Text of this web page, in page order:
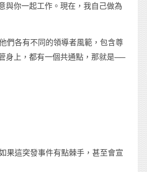
與你一起工作。現在，我自己做為
們各有不同的領導者風範，包含尊
身上，都有一個共通點，那就是──
果這突發事件有點棘手，甚至會宣